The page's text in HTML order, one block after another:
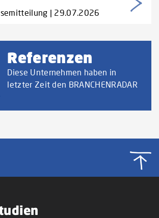
| 29.07.2026
Referenzen
Diese Unternehmen haben in
letzter Zeit den BRANCHENRADAR